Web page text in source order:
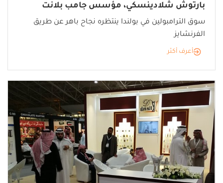
بارتوش شلادينسكي، مؤسس جامب بلانت
سوق الترامبولين في بولندا ينتظره نجاح باهر عن طريق
الفرنشايز
أعرف أكثر